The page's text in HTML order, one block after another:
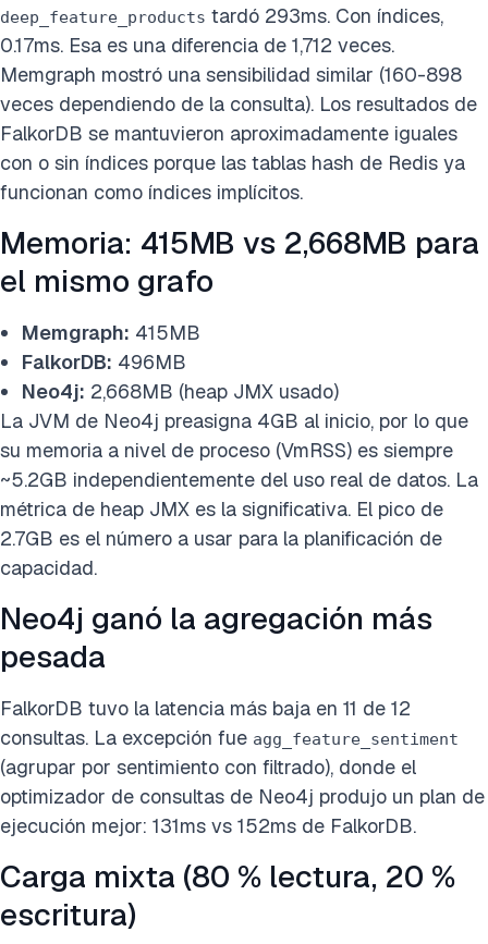
deep_feature_products tardó 293ms. Con índices,
0.17ms. Esa es una diferencia de 1,712 veces.
Memgraph mostró una sensibilidad similar (160-898
veces dependiendo de la consulta). Los resultados de
FalkorDB se mantuvieron aproximadamente iguales
con o sin índices porque las tablas hash de Redis ya
funcionan como índices implícitos.
Memoria: 415MB vs 2,668MB para
el mismo grafo
Memgraph: 415MB
FalkorDB: 496MB
Neo4j: 2,668MB (heap JMX usado)
La JVM de Neo4j preasigna 4GB al inicio, por lo que
su memoria a nivel de proceso (VmRSS) es siempre
~5.2GB independientemente del uso real de datos. La
métrica de heap JMX es la significativa. El pico de
2.7GB es el número a usar para la planificación de
capacidad.
Neo4j ganó la agregación más
pesada
FalkorDB tuvo la latencia más baja en 11 de 12
consultas. La excepción fue agg_feature_sentiment
(agrupar por sentimiento con filtrado), donde el
optimizador de consultas de Neo4j produjo un plan de
ejecución mejor: 131ms vs 152ms de FalkorDB.
Carga mixta (80 % lectura, 20 %
escritura)